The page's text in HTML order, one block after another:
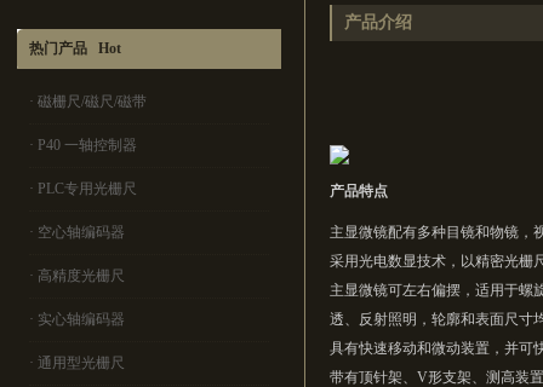
热门产品 Hot
· 磁栅尺/磁尺/磁带
· P40 一轴控制器
· PLC专用光栅尺
· 空心轴编码器
· 高精度光栅尺
· 实心轴编码器
· 通用型光栅尺
产品介绍
产品特点
主显微镜配有多种目镜和物镜，
采用光电数显技术，以精密光栅
主显微镜可左右偏摆，适用于螺
透、反射照明，轮廓和表面尺寸
具有快速移动和微动装置，并可
带有顶针架、V形支架、测高装